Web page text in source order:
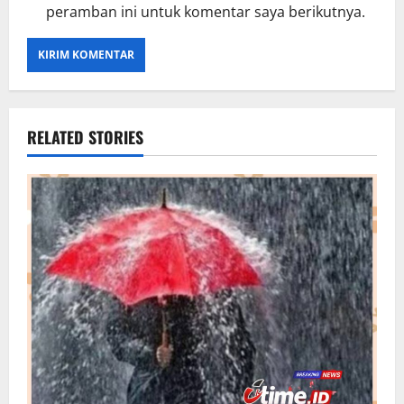
peramban ini untuk komentar saya berikutnya.
RELATED STORIES